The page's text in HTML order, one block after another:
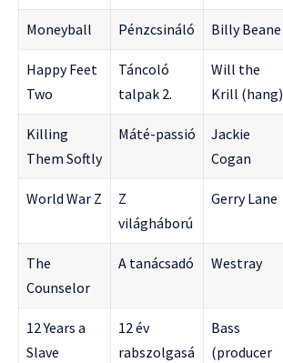
Moneyball Pénzcsináló Billy Beane
Happy Feet
Two
Táncoló
talpak 2.
Will the
Krill (hang)
Killing
Them Softly
Máté-passió
Jackie
Cogan
World War Z
Z
világháború
Gerry Lane
The
Counselor
A tanácsadó Westray
12 Years a
Slave
12 év
rabszolgasá
Bass
(producer